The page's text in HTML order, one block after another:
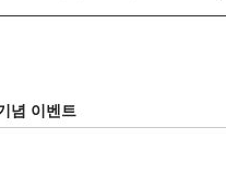
념 이벤트